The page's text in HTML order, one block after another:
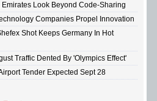
Emirates Look Beyond Code-Sharing
Companies Propel Innovation
Shot Keeps Germany In Hot
Traffic Dented By 'Olympics Effect'
Tender Expected Sept 28